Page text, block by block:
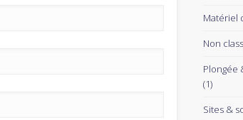
Matériel
Non
Plongée
(1)
Sites &